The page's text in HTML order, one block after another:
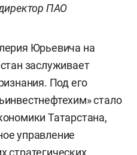
ПАО
Юрьевича на
заслуживает
Под его
стало
Татарстана,
управление
стратегических